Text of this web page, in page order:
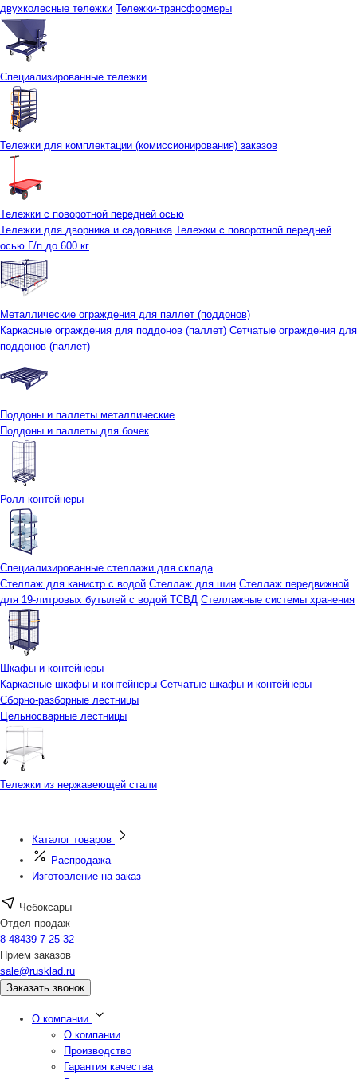
двухколесные тележки Тележки-трансформеры
Специализированные тележки
Тележки для комплектации (комиссионирования) заказов
Тележки с поворотной передней осью
Тележки для дворника и садовника Тележки с поворотной передней
осью Г/п до 600 кг
Металлические ограждения для паллет (поддонов)
Каркасные ограждения для поддонов (паллет) Сетчатые ограждения для
поддонов (паллет)
Поддоны и паллеты металлические
Поддоны и паллеты для бочек
Ролл контейнеры
Специализированные стеллажи для склада
Стеллаж для канистр с водой Стеллаж для шин Стеллаж передвижной
для 19-литровых бутылей с водой ТСВД Стеллажные системы хранения
Шкафы и контейнеры
Каркасные шкафы и контейнеры Сетчатые шкафы и контейнеры
Сборно-разборные лестницы
Цельносварные лестницы
Тележки из нержавеющей стали
Каталог товаров
Распродажа
Изготовление на заказ
Чебоксары
Отдел продаж
8 48439 7-25-32
Прием заказов
sale@rusklad.ru
Заказать звонок
О компании
О компании
Производство
Гарантия качества